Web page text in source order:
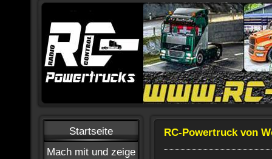
Startseite
Mach mit und zeige
RC-Powertruck von